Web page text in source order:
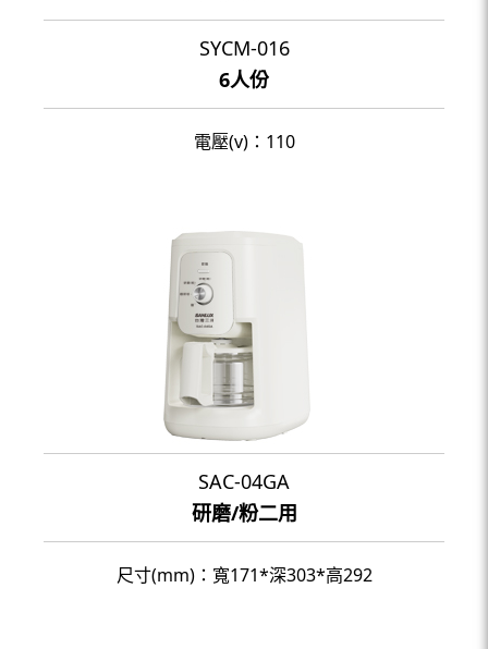
SYCM-016
6人份
電壓(v)：110
SAC-04GA
研磨/粉二用
尺寸(mm)：寬171*深303*高292